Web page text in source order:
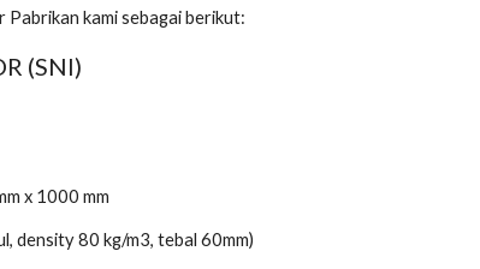
Pabrikan kami sebagai berikut:
(SNI)
x 1000 mm
density 80 kg/m3, tebal 60mm)